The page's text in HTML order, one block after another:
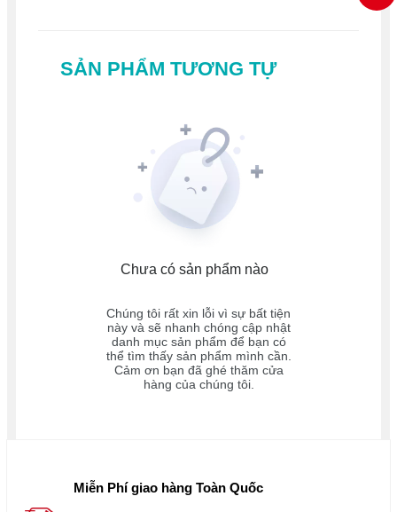
SẢN PHẨM TƯƠNG TỰ
Chưa có sản phẩm nào
Chúng tôi rất xin lỗi vì sự bất tiện
này và sẽ nhanh chóng cập nhật
danh mục sản phẩm để bạn có
thể tìm thấy sản phẩm mình cần.
Cảm ơn bạn đã ghé thăm cửa
hàng của chúng tôi.
Miễn Phí giao hàng Toàn Quốc